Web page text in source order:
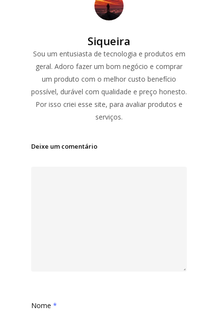
Siqueira
Sou um entusiasta de tecnologia e produtos em
geral. Adoro fazer um bom negócio e comprar
um produto com o melhor custo benefício
possível, durável com qualidade e preço honesto.
Por isso criei esse site, para avaliar produtos e
serviços.
Deixe um comentário
Nome *